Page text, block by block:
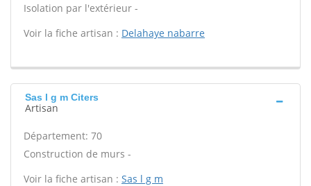
Isolation par l'extérieur -
Voir la fiche artisan : Delahaye nabarre
Sas l g m Citers
Artisan
Département: 70
Construction de murs -
Voir la fiche artisan : Sas l g m